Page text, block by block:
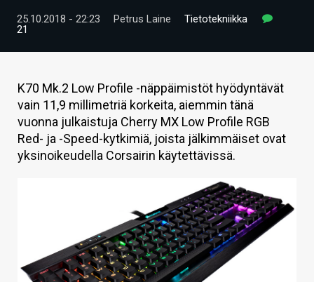
TECHBBS
KAUPPA
VAIHDA TEEMA
25.10.2018 - 22:23 Petrus Laine
Tietotekniikka
21
K70 Mk.2 Low Profile -näppäimistöt hyödyntävät
vain 11,9 millimetriä korkeita, aiemmin tänä
vuonna julkaistuja Cherry MX Low Profile RGB
Red- ja -Speed-kytkimiä, joista jälkimmäiset ovat
yksinoikeudella Corsairin käytettävissä.